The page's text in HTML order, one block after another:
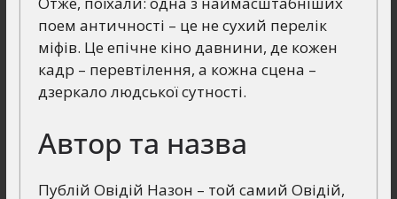
поем античності – це не сухий перелік
міфів. Це епічне кіно давнини, де кожен
кадр – перевтілення, а кожна сцена –
дзеркало людської сутності.
Автор та назва
Публій Овідій Назон – той самий Овідій,